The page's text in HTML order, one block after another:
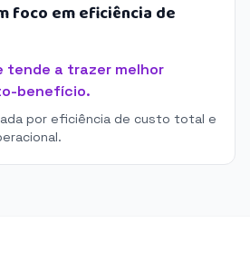
foco em eficiência de
tende a trazer melhor
benefício.
por eficiência de custo total e